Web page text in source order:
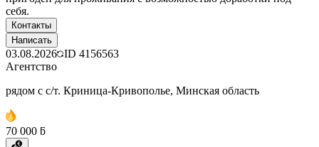
себя.
Контакты
Написать
03.08.2026 ID 4156563
Агентство
рядом с с/т. Криница-Кривополье, Минская область
70 000 ƃ